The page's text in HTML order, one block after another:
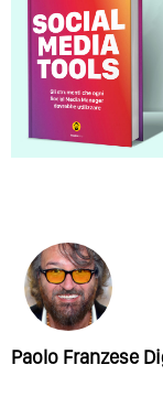
Paolo Franzese